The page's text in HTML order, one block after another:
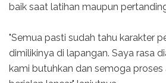
baik saat latihan maupun
"Semua pasti sudah tahu karakter
dimilikinya di lapangan. Saya rasa
kami butuhkan dan semoga